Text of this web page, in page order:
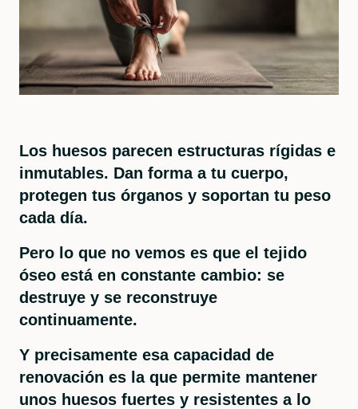
Los huesos parecen estructuras rígidas e
inmutables. Dan forma a tu cuerpo,
protegen tus órganos y soportan tu peso
cada día.
Pero lo que no vemos es que el tejido
óseo está en constante cambio: se
destruye y se reconstruye
continuamente.
Y precisamente esa capacidad de
renovación es la que permite mantener
unos huesos fuertes y resistentes a lo